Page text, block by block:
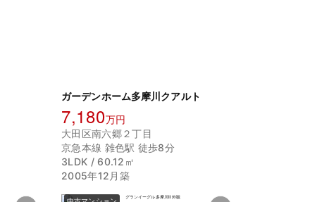
ガーデンホーム多摩川クアルト
7,180万円
大田区南六郷２丁目
京急本線 雑色駅 徒歩8分
3LDK / 60.12㎡
2005年12月築